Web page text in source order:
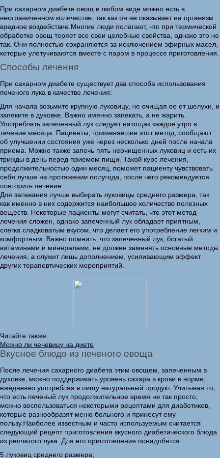
При сахарном диабете овощ в любом виде можно есть в
неограниченном количестве, так как он не оказывает на организм
вредное воздействие.Многие люди полагают, что при термической
обработке овощ теряет все свои целебные свойства, однако это не
так. Они полностью сохраняются за исключением эфирных масел,
которые улетучиваются вместе с паром в процессе приготовления.
Способы лечения
При сахарном диабете существует два способа использования
печеного лука в качестве лечения:
Для начала возьмите крупную луковицу, не очищая ее от шелухи, и
запеките в духовке. Важно именно запекать, а не жарить.
Употреблять запеченный лук следует натощак каждое утро в
течение месяца. Пациенты, применявшие этот метод, сообщают
об улучшении состояния уже через несколько дней после начала
приема. Можно также запечь пять неочищенных луковиц и есть их
трижды в день перед приемом пищи. Такой курс лечения,
продолжительностью один месяц, поможет пациенту чувствовать
себя лучше на протяжении полугода, после чего рекомендуется
повторить лечение.
Для запекания лучше выбирать луковицы среднего размера, так
как именно в них содержится наибольшее количество полезных
веществ. Некоторые пациенты могут считать, что этот метод
лечения сложен, однако запеченный лук обладает приятным,
слегка сладковатым вкусом, что делает его употребление легким и
комфортным. Важно помнить, что запеченный лук, богатый
витаминами и минералами, не должен заменять основные методы
лечения, а служит лишь дополнением, усиливающим эффект
других терапевтических мероприятий.
Читайте также:
Можно ли чечевицу на диете
Вкусное блюдо из печеного овоща
После лечения сахарного диабета этим овощем, запеченным в
духовке, можно поддерживать уровень сахара в крови в норме,
ежедневно употребляя в пищу натуральный продукт. Учитывая то,
что есть печеный лук продолжительное время не так просто,
можно воспользоваться некоторыми рецептами для диабетиков,
которые разнообразят меню больного и принесут ему
пользу.Наиболее известным и часто используемым считается
следующий рецепт приготовления вкусного диабетического блюда
из репчатого лука. Для его приготовления понадобятся:
5 луковиц среднего размера;